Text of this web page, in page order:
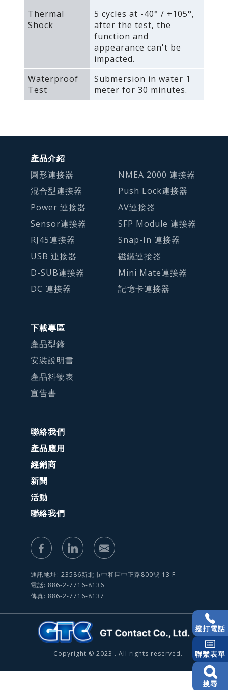
Thermal
Shock
5 cycles at -40° / +105°‚
after the test‚ the
function and
appearance can't be
impacted.
Waterproof
Test
Submersion in water 1
meter for 30 minutes.
產品介紹
圓形連接器
混合型連接器
Power 連接器
Sensor連接器
RJ45連接器
USB 連接器
D-SUB連接器
DC 連接器
NMEA 2000 連接器
Push Lock連接器
AV連接器
SFP Module 連接器
Snap-In 連接器
磁鐵連接器
Mini Mate連接器
記憶卡連接器
下載專區
產品型錄
安裝說明書
產品料號表
宣告書
聯絡我們
產品應用
經銷商
新聞
活動
聯絡我們
通訊地址: 23586新北市中和區中正路800號 13 F
電話: 886-2-7716-8136
傳真: 886-2-7716-8137
Copyright © 2023 . All rights reserved.
撥打電話
聯繫表單
搜尋